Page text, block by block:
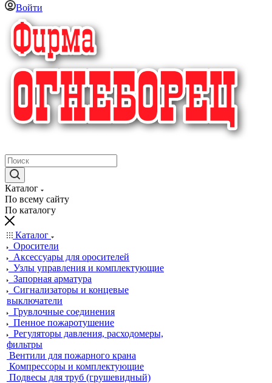
Войти
Каталог
По всему сайту
По каталогу
Каталог
Оросители
Аксессуары для оросителей
Узлы управления и комплектующие
Запорная арматура
Сигнализаторы и концевые
выключатели
Грувлочные соединения
Пенное пожаротушение
Регуляторы давления, расходомеры,
фильтры
Вентили для пожарного крана
Компрессоры и комплектующие
Подвесы для труб (грушевидный)